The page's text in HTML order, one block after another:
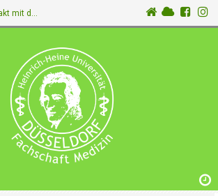
Kontakt mit der Board-Administration aufnehmen